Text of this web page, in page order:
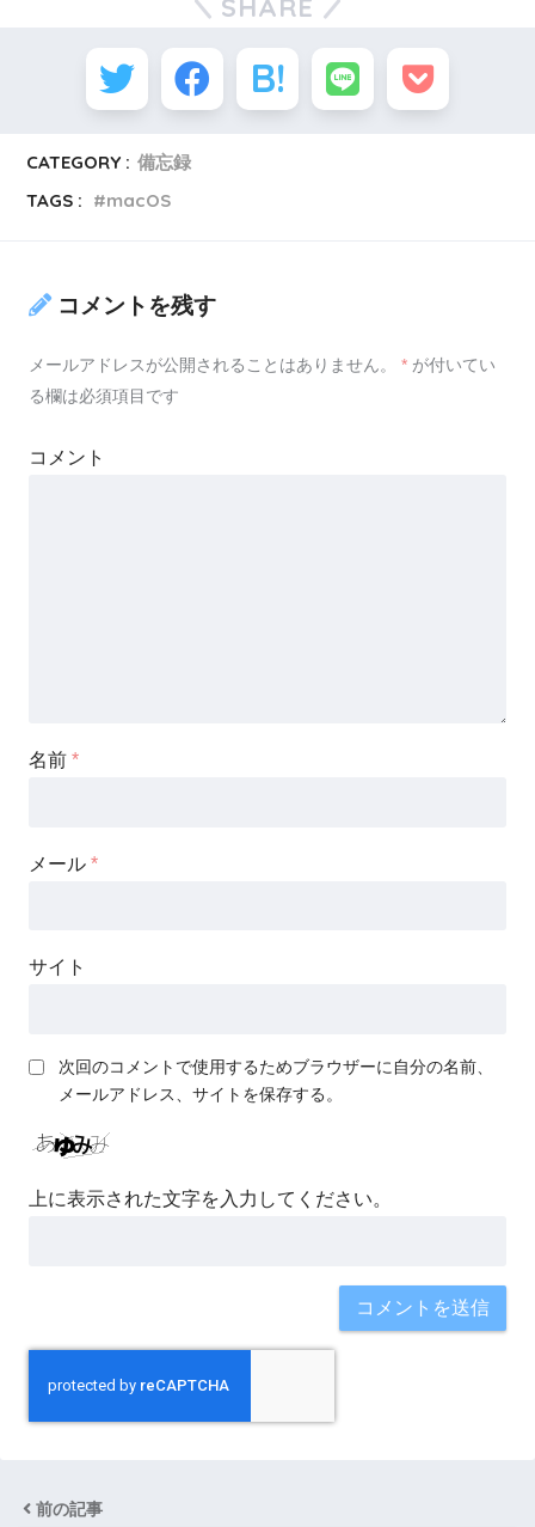
SHARE
CATEGORY : 備忘録
TAGS :
macOS
コメントを残す
メールアドレスが公開されることはありません。 * が付いてい
る欄は必須項目です
コメント
名前 *
メール *
サイト
次回のコメントで使用するためブラウザーに自分の名前、
メールアドレス、サイトを保存する。
上に表示された文字を入力してください。
前の記事